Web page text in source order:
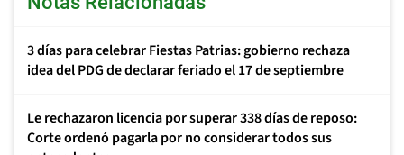
3 días para celebrar Fiestas Patrias: gobierno rechaza
idea del PDG de declarar feriado el 17 de septiembre
Le rechazaron licencia por superar 338 días de reposo:
Corte ordenó pagarla por no considerar todos sus